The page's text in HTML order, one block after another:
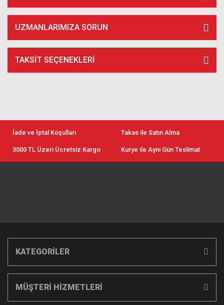
UZMANLARIMIZA SORUN
TAKSIT SEÇENEKLERI
İade ve İptal Koşulları Takas ile Satın Alma
3000 TL Üzeri Ücretsiz Kargo Kurye ile Aynı Gün Teslimat
KATEGORİLER
MÜŞTERİ HİZMETLERİ